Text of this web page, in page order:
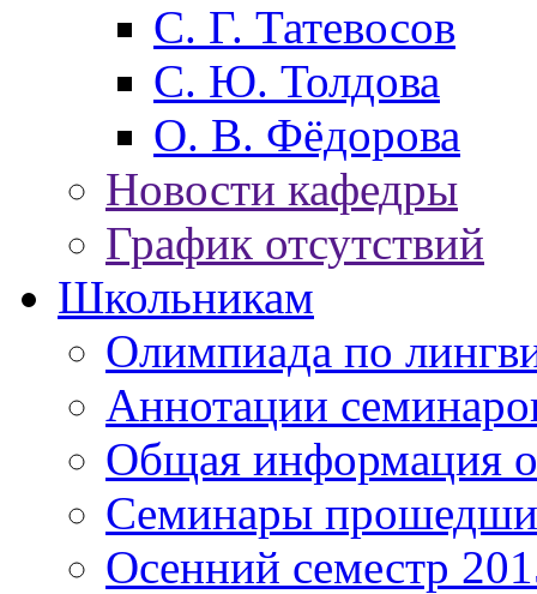
С. Г. Татевосов
С. Ю. Толдова
О. В. Фёдорова
Новости кафедры
График отсутствий
Школьникам
Олимпиада по
Аннотации
Общая информация
Семинары
Осенний семестр